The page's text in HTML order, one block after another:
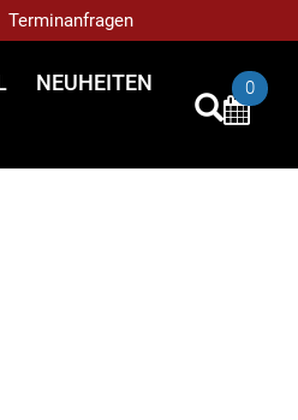
Terminanfragen
NEUHEITEN 0